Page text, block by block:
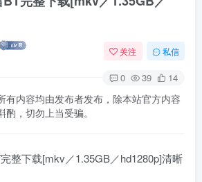
关注 私信
0 39 14
有内容均由发布者发布，除本站官方内容
，切勿上当受骗。
整下载[mkv／1.35GB／hd1280p]清晰